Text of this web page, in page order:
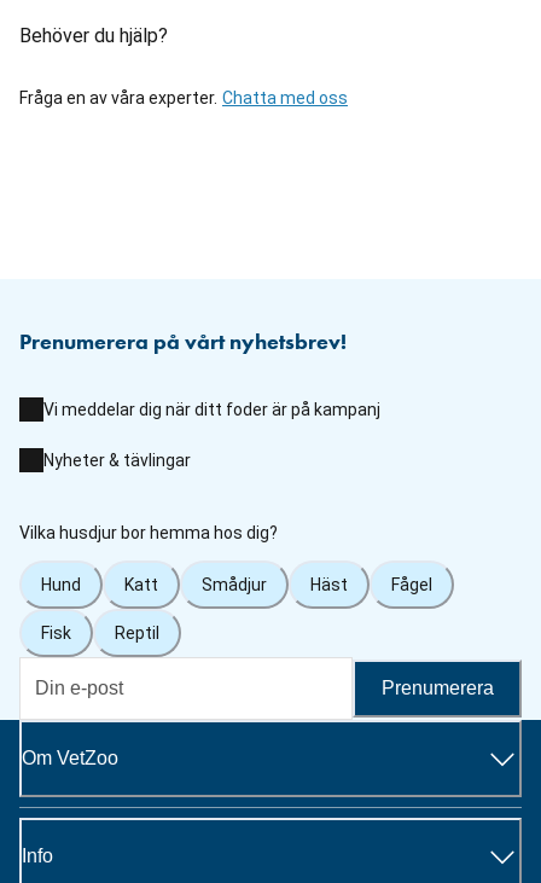
Behöver du hjälp?
Fråga en av våra experter. Chatta med oss
Prenumerera på vårt nyhetsbrev!
Vi meddelar dig när ditt foder är på kampanj
Nyheter & tävlingar
Vilka husdjur bor hemma hos dig?
Hund Katt Smådjur Häst Fågel
Fisk Reptil
Prenumerera
Om VetZoo
Info